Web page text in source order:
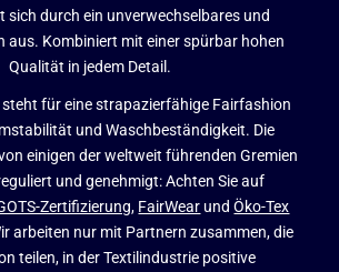
sich durch ein unverwechselbares und
aus. Kombiniert mit einer spürbar hohen
Qualität in jedem Detail.
für eine strapazierfähige Fairfashion
und Waschbeständigkeit. Die
einigen der weltweit führenden Gremien
und genehmigt: Achten Sie auf
Zertifizierung, FairWear undÖko-Tex
arbeiten nur mit Partnern zusammen, die
teilen, in der Textilindustrie positive